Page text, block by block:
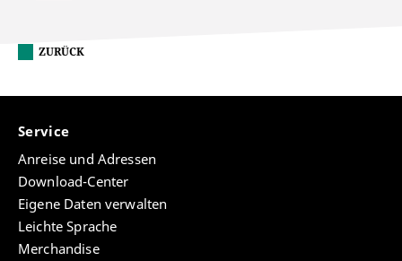
ZURÜCK
Service
Anreise und Adressen
Download-Center
Eigene Daten verwalten
Leichte Sprache
Merchandise